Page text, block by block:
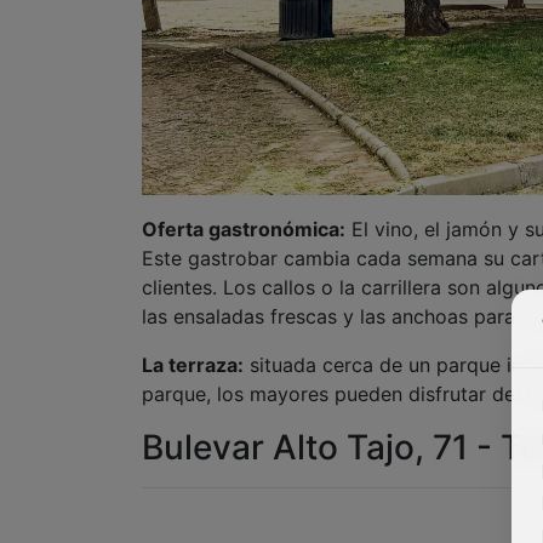
Oferta gastronómica: El vino, el jamón y
Este gastrobar cambia cada semana su
clientes. Los callos o la carrillera son
las ensaladas frescas y las anchoas para
La terraza: situada cerca de un parque
parque, los mayores pueden disfrutar del
Bulevar Alto Tajo, 71 -